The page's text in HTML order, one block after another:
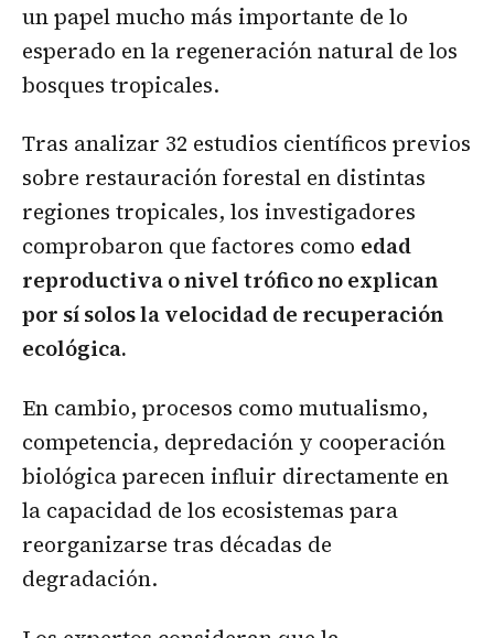
un papel mucho más importante de lo
esperado en la regeneración natural de los
bosques tropicales.
Tras analizar 32 estudios científicos previos
sobre restauración forestal en distintas
regiones tropicales, los investigadores
comprobaron que factores como edad
reproductiva o nivel trófico no explican
por sí solos la velocidad de recuperación
ecológica.
En cambio, procesos como mutualismo,
competencia, depredación y cooperación
biológica parecen influir directamente en
la capacidad de los ecosistemas para
reorganizarse tras décadas de
degradación.